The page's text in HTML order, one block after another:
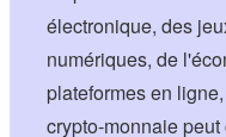
électronique, des
numériques, de
plateformes en
crypto-monnaie